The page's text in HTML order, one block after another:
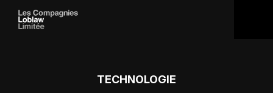
TECHNOLOGIE